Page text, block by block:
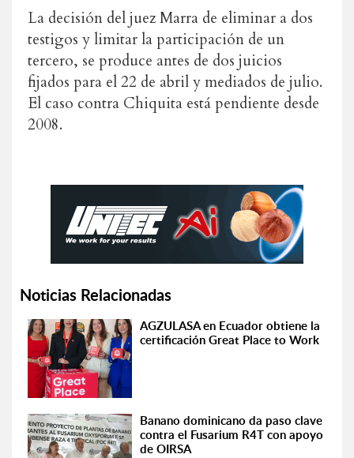
La decisión del juez Marra de eliminar a dos
testigos y limitar la participación de un
tercero, se produce antes de dos juicios
fijados para el 22 de abril y mediados de julio.
El caso contra Chiquita está pendiente desde
2008.
Noticias Relacionadas
AGZULASA en Ecuador obtiene la
certificación Great Place to Work
Banano dominicano da paso clave
contra el Fusarium R4T con apoyo
de OIRSA